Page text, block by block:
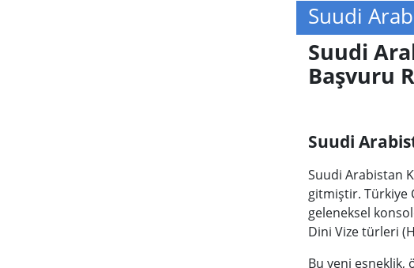
Suudi
Suudi
Başvuru
Suudi
Suudi Arabistan
gitmiştir. Türkiye
geleneksel
Dini Vize türleri
Bu yeni esneklik,